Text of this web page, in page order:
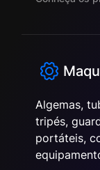
Algemas,
tripés,
portáteis,